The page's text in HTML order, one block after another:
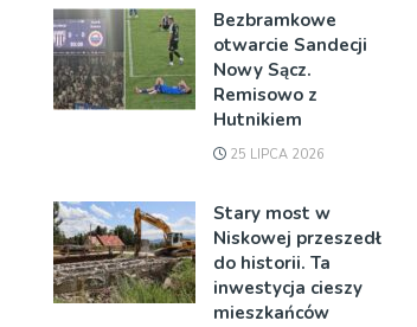
Bezbramkowe
otwarcie Sandecji
Nowy Sącz.
Remisowo z
Hutnikiem
25 LIPCA 2026
Stary most w
Niskowej przeszedł
do historii. Ta
inwestycja cieszy
mieszkańców